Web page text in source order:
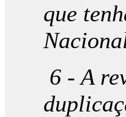
que
6 - A